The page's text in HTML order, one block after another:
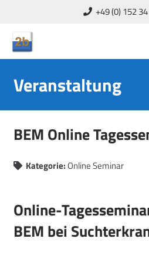
+49 (0) 152
Veranstaltung
BEM Online
Kategorie:Online Seminar
Online-
BEM bei